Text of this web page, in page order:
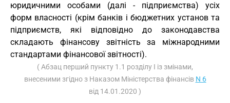
юридичними особами (далі - підприємства) усіх
форм власності (крім банків і бюджетних установ та
підприємств, які відповідно до законодавства
складають фінансову звітність за міжнародними
стандартами фінансової звітності).
( Абзац перший пункту 1.1 розділу I із змінами,
внесеними згідно з Наказом Міністерства фінансів N 6
від 14.01.2020 )